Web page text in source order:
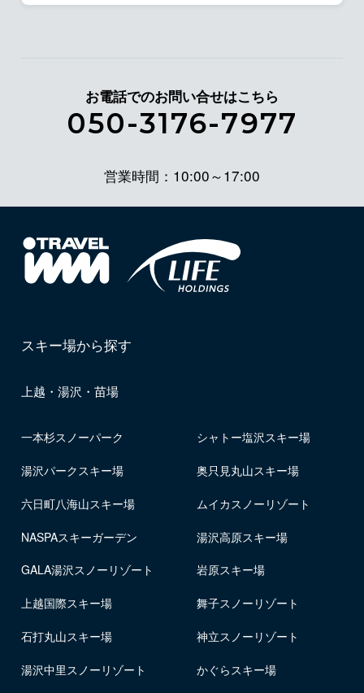
お電話でのお問い合せはこちら
050-3176-7977
営業時間：10:00～17:00
スキー場から探す
上越・湯沢・苗場
一本杉スノーパーク シャトー塩沢スキー場
湯沢パークスキー場 奥只見丸山スキー場
六日町八海山スキー場 ムイカスノーリゾート
NASPAスキーガーデン 湯沢高原スキー場
GALA湯沢スノーリゾート 岩原スキー場
上越国際スキー場 舞子スノーリゾート
石打丸山スキー場 神立スノーリゾート
湯沢中里スノーリゾート かぐらスキー場